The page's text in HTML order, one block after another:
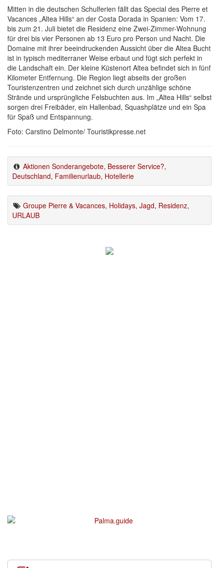
Mitten in die deutschen Schulferien fällt das Special des Pierre et
Vacances „Altea Hills“ an der Costa Dorada in Spanien: Vom 17.
bis zum 21. Juli bietet die Residenz eine Zwei-Zimmer-Wohnung
für drei bis vier Personen ab 13 Euro pro Person und Nacht. Die
Domaine mit ihrer beeindruckenden Aussicht über die Altea Bucht
ist in typisch mediterraner Weise erbaut und fügt sich perfekt in
die Landschaft ein. Der kleine Küstenort Altea befindet sich in fünf
Kilometer Entfernung. Die Region liegt abseits der großen
Touristenzentren und zeichnet sich durch unzählige schöne
Strände und ursprüngliche Felsbuchten aus. Im „Altea Hills“ selbst
sorgen drei Freibäder, ein Hallenbad, Squashplätze und ein Spa
für Spaß und Entspannung.
Foto: Carstino Delmonte/ Touristikpresse.net
Aktionen Sonderangebote, Besserer Service?,
Deutschland, Familienurlaub, Hotellerie
Groupe Pierre & Vacances, Holidays, Jagd, Residenz,
URLAUB